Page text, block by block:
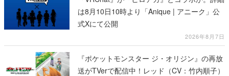
は8月10日10時より「Anique | アニーク」公
式Xにて公開
2026年8月7日
『ポケットモンスター ジ・オリジン』の再放
送がTVerで配信中！レッド（CV：竹内順子）